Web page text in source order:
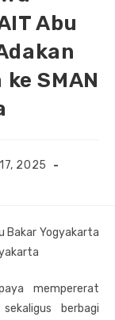
Abu
SMAN
2025
Bakar Yogyakarta
mempererat
berbagi